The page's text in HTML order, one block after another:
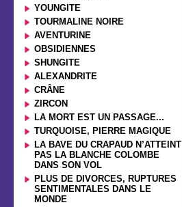
YOUNGITE
TOURMALINE NOIRE
AVENTURINE
OBSIDIENNES
SHUNGITE
ALEXANDRITE
CRÂNE
ZIRCON
LA MORT EST UN PASSAGE...
TURQUOISE, PIERRE MAGIQUE
LA BAVE DU CRAPAUD N’ATTEINT
PAS LA BLANCHE COLOMBE
DANS SON VOL
PLUS DE DIVORCES, RUPTURES
SENTIMENTALES DANS LE
MONDE